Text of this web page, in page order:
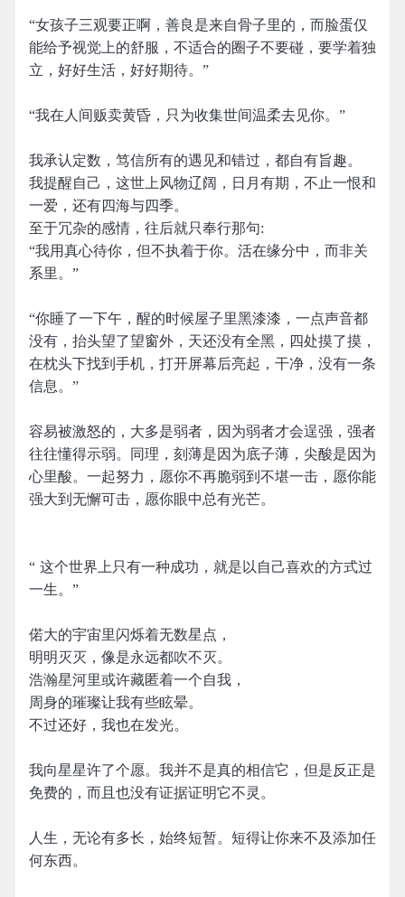
“女孩子三观要正啊，善良是来自骨子里的，而脸蛋仅
能给予视觉上的舒服，不适合的圈子不要碰，要学着独
立，好好生活，好好期待。”
“我在人间贩卖黄昏，只为收集世间温柔去见你。”
我承认定数，笃信所有的遇见和错过，都自有旨趣。
我提醒自己，这世上风物辽阔，日月有期，不止一恨和
一爱，还有四海与四季。
至于冗杂的感情，往后就只奉行那句:
“我用真心待你，但不执着于你。活在缘分中，而非关
系里。”
“你睡了一下午，醒的时候屋子里黑漆漆，一点声音都
没有，抬头望了望窗外，天还没有全黑，四处摸了摸，
在枕头下找到手机，打开屏幕后亮起，干净，没有一条
信息。”
容易被激怒的，大多是弱者，因为弱者才会逞强，强者
往往懂得示弱。同理，刻薄是因为底子薄，尖酸是因为
心里酸。一起努力，愿你不再脆弱到不堪一击，愿你能
强大到无懈可击，愿你眼中总有光芒。
“ 这个世界上只有一种成功，就是以自己喜欢的方式过
一生。” ​​​
偌大的宇宙里闪烁着无数星点，
明明灭灭，像是永远都吹不灭。
浩瀚星河里或许藏匿着一个自我，
周身的璀璨让我有些眩晕。
不过还好，我也在发光。
我向星星许了个愿。我并不是真的相信它，但是反正是
免费的，而且也没有证据证明它不灵。
人生，无论有多长，始终短暂。短得让你来不及添加任
何东西。